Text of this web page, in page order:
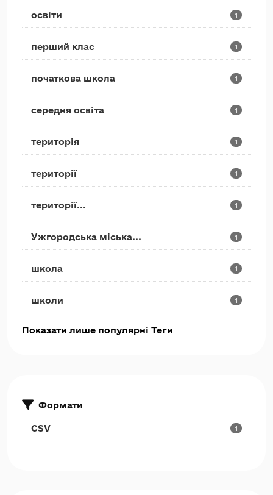
освіти 1
перший клас 1
початкова школа 1
середня освіта 1
територія 1
території 1
території... 1
Ужгородська міська... 1
школа 1
школи 1
Показати лише популярні Теги
Формати
CSV 1